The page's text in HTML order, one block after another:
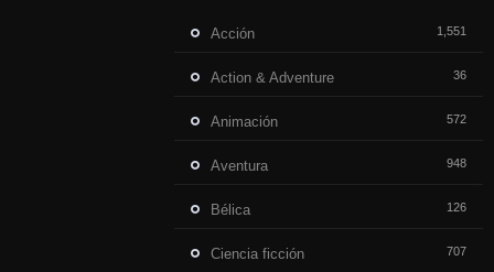
Acción 1,551
Action & Adventure 36
Animación 572
Aventura 948
Bélica 126
Ciencia ficción 707